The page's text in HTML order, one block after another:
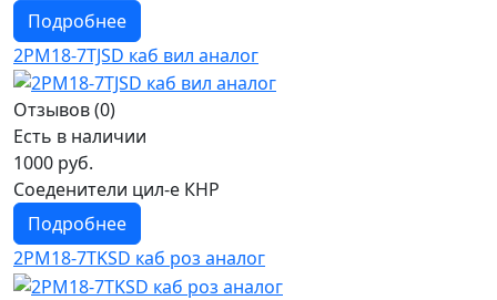
Подробнее
2РМ18-7TJSD каб вил аналог
Отзывов (0)
Есть в наличии
1000 руб.
Соеденители цил-е КНР
Подробнее
2РМ18-7TKSD каб роз аналог